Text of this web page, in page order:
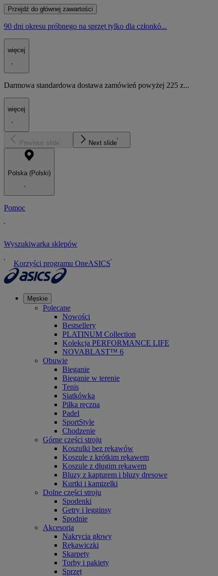
Przejdź do głównej zawartości
90 dni okresu próbnego na sprzęt tylko dla członkó...
więcej
Darmowa standardowa dostawa zamówień powyżej 225 z...
więcej
Previous slide Next slide
Polska (Polski)
Pomoc
Wyszukiwarka sklepów
Korzyści programu OneASICS
Męskie
Polecane
Nowości
Bestsellery
PLATINUM Collection
Kolekcja PERFORMANCE LIFE
NOVABLAST™ 6
Obuwie
Bieganie
Bieganie w terenie
Tenis
Siatkówka
Piłka ręczna
Padel
SportStyle
Chodzenie
Górne części stroju
Koszulki bez rękawów
Koszule z krótkim rękawem
Koszule z długim rękawem
Bluzy z kapturem i bluzy dresowe
Kurtki i kamizelki
Dolne części stroju
Spodenki
Getry i legginsy
Spodnie
Akcesoria
Nakrycia głowy
Rękawiczki
Skarpety
Torby i pakiety
Sprzęt